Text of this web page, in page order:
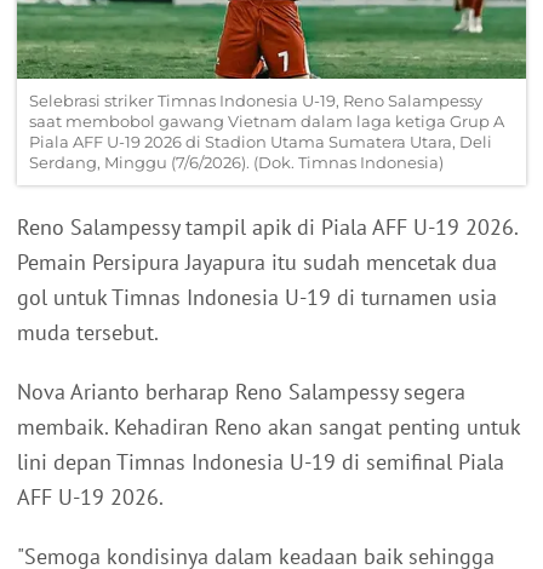
Selebrasi striker Timnas Indonesia U-19, Reno Salampessy
saat membobol gawang Vietnam dalam laga ketiga Grup A
Piala AFF U-19 2026 di Stadion Utama Sumatera Utara, Deli
Serdang, Minggu (7/6/2026). (Dok. Timnas Indonesia)
Reno Salampessy tampil apik di Piala AFF U-19 2026.
Pemain Persipura Jayapura itu sudah mencetak dua
gol untuk Timnas Indonesia U-19 di turnamen usia
muda tersebut.
Nova Arianto berharap Reno Salampessy segera
membaik. Kehadiran Reno akan sangat penting untuk
lini depan Timnas Indonesia U-19 di semifinal Piala
AFF U-19 2026.
"Semoga kondisinya dalam keadaan baik sehingga